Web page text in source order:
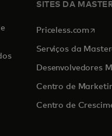
SITES DA
Priceless.com abre
Serviços da
Desenvolvedores
Centro de
Centro de